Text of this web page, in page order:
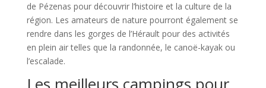
de Pézenas pour découvrir l’histoire et la culture de la
région. Les amateurs de nature pourront également se
rendre dans les gorges de l’Hérault pour des activités
en plein air telles que la randonnée, le canoë-kayak ou
l’escalade.